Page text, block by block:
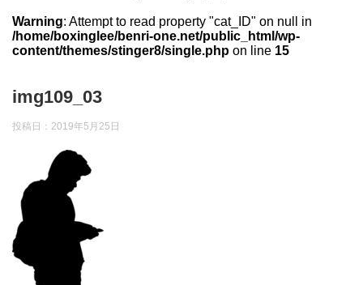
Warning: Attempt to read property "cat_ID" on null in
/home/boxinglee/benri-one.net/public_html/wp-
content/themes/stinger8/single.php on line 15
img109_03
投稿日： 2019年5月25日